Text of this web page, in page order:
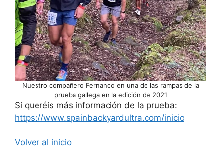
Nuestro compañero Fernando en una de las rampas de la
prueba gallega en la edición de 2021
Si queréis más información de la prueba:
https://www.spainbackyardultra.com/inicio
Volver al inicio